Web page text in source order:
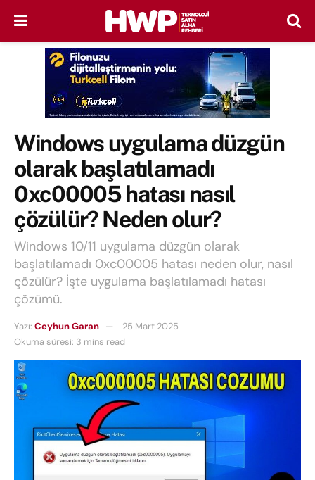
Windows uygulama düzgün
olarak başlatılamadı
0xc00005 hatası nasıl
çözülür? Neden olur?
Windows 10/11 uygulama düzgün olarak
başlatılamadı 0xc00005 hatası neden olur, nasıl
çözülür? İşte uygulama başlatılamadı hatası
çözümü.
Yazı: Ceyhun Garan
25 Mart 2025
Okuma süresi: 3 mins read